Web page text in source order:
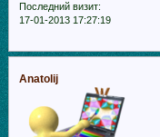
Последний визит:
17-01-2013 17:27:19
Anatolij